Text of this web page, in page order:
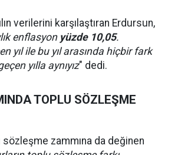
verilerini karşılaştıran Erdursun,
enflasyon yüzde 10,05.
yıl ile bu yıl arasında hiçbir fark
yılla aynıyız" dedi.
TOPLU SÖZLEŞME
sözleşme zammına da değinen